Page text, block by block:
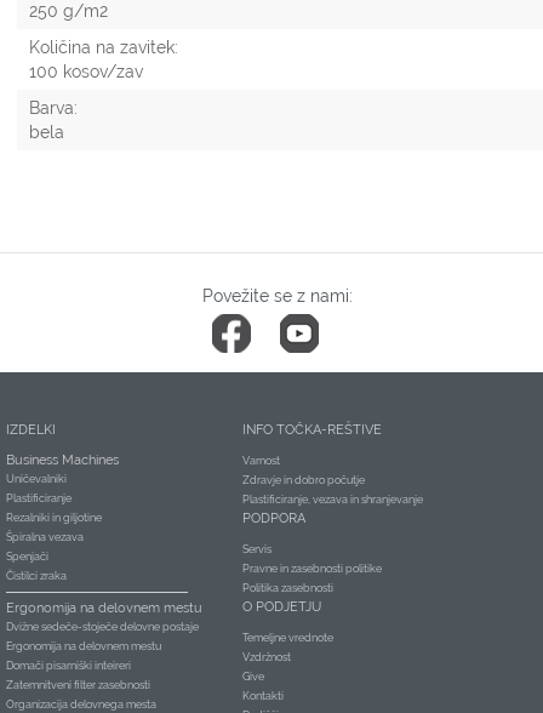
250 g/m2
Količina na zavitek:
100 kosov/zav
Barva:
bela
Povežite se z nami:
IZDELKI
Business Machines
Uničevalniki
Plastificiranje
Rezalniki in giljotine
Špiralna vezava
Spenjači
Čistilci zraka
Ergonomija na delovnem mestu
Dvižne sedeče-stoječe delovne postaje
Ergonomija na delovnem mestu
Domači pisarniški inteireri
Zatemnitveni filter zasebnosti
Organizacija delovnega mesta
INFO TOČKA-REŠTIVE
Varnost
Zdravje in dobro počutje
Plastificiranje, vezava in shranjevanje
PODPORA
Servis
Pravne in zasebnosti politike
Politika zasebnosti
O PODJETJU
Temeljne vrednote
Vzdržnost
Give
Kontakti